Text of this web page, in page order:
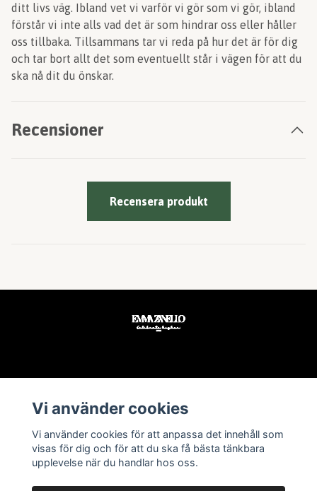
ditt livs väg. Ibland vet vi varför vi gör som vi gör, ibland
förstår vi inte alls vad det är som hindrar oss eller håller
oss tillbaka. Tillsammans tar vi reda på hur det är för dig
och tar bort allt det som eventuellt står i vägen för att du
ska nå dit du önskar.
Recensioner
Recensera produkt
Kontakt
Vi använder cookies
Vi använder cookies för att anpassa det innehåll som
visas för dig och för att du ska få bästa tänkbara
upplevelse när du handlar hos oss.